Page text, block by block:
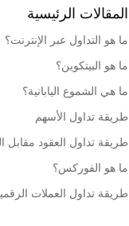
المقالات الرئيسية
ما هو التداول عبر الإنترنت؟
ما هو البيتكوين؟
ما هي الشموع اليابانية؟
طريقة تداول الأسهم
طريقة تداول العقود مقابل
ما هو الفوركس؟
طريقة تداول العملات